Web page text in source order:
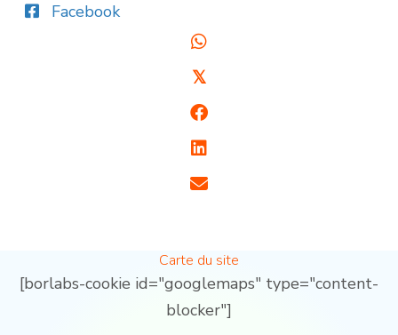
Facebook
𝕏
Carte du site
[borlabs-cookie id="googlemaps" type="content-
blocker"]